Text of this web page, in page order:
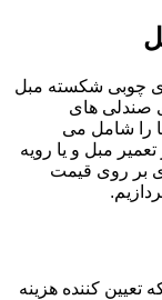
چوبی شکسته مبل
صندلی های
را شامل می
مبل و یا رویه
بر روی قیمت
تعیین کننده هزینه